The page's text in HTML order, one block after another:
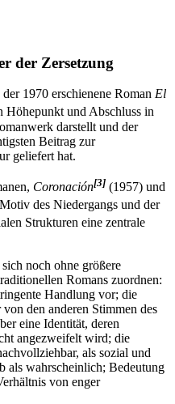
der Zersetzung
1970 erschienene Roman El
Höhepunkt und Abschluss in
darstellt und der
Beitrag zur
geliefert hat.
Coronación[3] (1957) und
des Niedergangs und der
Strukturen eine zentrale
noch ohne größere
Romans zuordnen:
Handlung vor; die
den anderen Stimmen des
eine Identität, deren
angezweifelt wird; die
als sozial und
als wahrscheinlich; Bedeutung
von enger